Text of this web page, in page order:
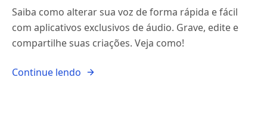
Saiba como alterar sua voz de forma rápida e fácil
com aplicativos exclusivos de áudio. Grave, edite e
compartilhe suas criações. Veja como!
Continue lendo